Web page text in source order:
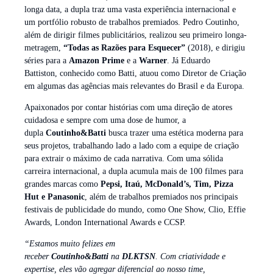
longa data, a dupla traz uma vasta experiência internacional e
um portfólio robusto de trabalhos premiados. Pedro Coutinho,
além de dirigir filmes publicitários, realizou seu primeiro longa-
metragem, “Todas as Razões para Esquecer” (2018), e dirigiu
séries para a Amazon Prime e a Warner . Já Eduardo
Battiston, conhecido como Batti, atuou como Diretor de Criação
em algumas das agências mais relevantes do Brasil e da Europa.
Apaixonados por contar histórias com uma direção de atores
cuidadosa e sempre com uma dose de humor, a
dupla Coutinho&Batti busca trazer uma estética moderna para
seus projetos, trabalhando lado a lado com a equipe de criação
para extrair o máximo de cada narrativa. Com uma sólida
carreira internacional, a dupla acumula mais de 100 filmes para
grandes marcas como Pepsi, Itaú, McDonald’s, Tim, Pizza
Hut e Panasonic , além de trabalhos premiados nos principais
festivais de publicidade do mundo, como One Show, Clio, Effie
Awards, London International Awards e CCSP.
“Estamos muito felizes em
receber Coutinho&Batti na DLKTSN. Com criatividade e
expertise, eles vão agregar diferencial ao nosso time,